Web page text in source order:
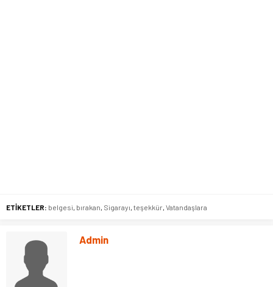
ETİKETLER: belgesi, bırakan, Sigarayı, teşekkür, Vatandaşlara
Admin